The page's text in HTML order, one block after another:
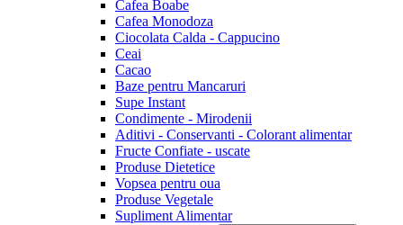
Cafea Boabe
Cafea Monodoza
Ciocolata Calda - Cappucino
Ceai
Cacao
Baze pentru Mancaruri
Supe Instant
Condimente - Mirodenii
Aditivi - Conservanti - Colorant alimentar
Fructe Confiate - uscate
Produse Dietetice
Vopsea pentru oua
Produse Vegetale
Supliment Alimentar